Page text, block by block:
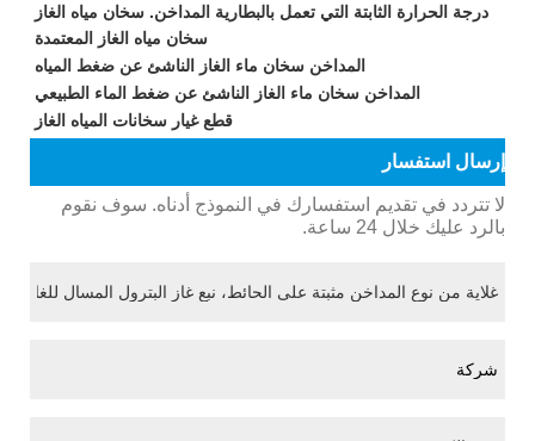
درجة الحرارة الثابتة التي تعمل بالبطارية المداخن. سخان مياه الغاز
سخان مياه الغاز المعتمدة
المداخن سخان ماء الغاز الناشئ عن ضغط المياه
المداخن سخان ماء الغاز الناشئ عن ضغط الماء الطبيعي
قطع غيار سخانات المياه الغاز
إرسال استفسار
لا تتردد في تقديم استفسارك في النموذج أدناه. سوف نقوم
بالرد عليك خلال 24 ساعة.